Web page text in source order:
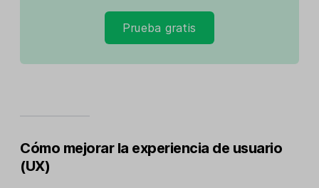
Prueba gratis
Cómo mejorar la experiencia de usuario
(UX)